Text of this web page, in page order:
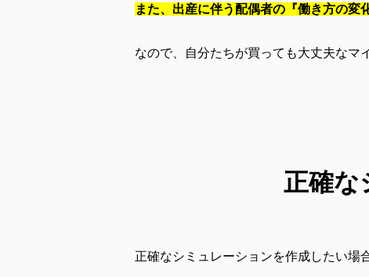
また、出産に伴う配偶者の『働き方の変
なので、自分たちが買っても大丈夫なマ
正確な
正確なシミュレーションを作成したい場